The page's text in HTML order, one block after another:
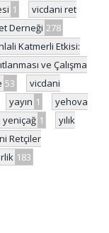
1
vicdani ret
Derneği 278
Katmerli Etkisi:
ve Çalışma
53
vicdani
yayın 1
yehova
yeniçağ 1
yılık
Retçiler
183